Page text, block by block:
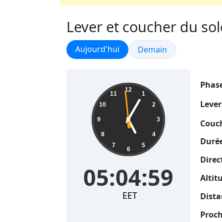
Lever et coucher du
Lever et coucher du soleil
Aujourd'hui Lever et coucher du
Demain
05:04:59 12
1
2
3
4
5
6
7
8
9
10
11
05:04:59
EET